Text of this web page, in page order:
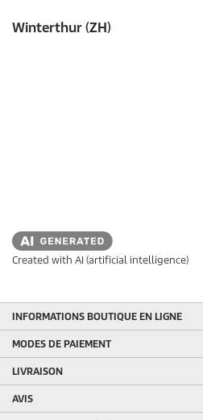
Winterthur (ZH)
Created with AI (artificial intelligence)
INFORMATIONS BOUTIQUE EN LIGNE
MODES DE PAIEMENT
LIVRAISON
AVIS